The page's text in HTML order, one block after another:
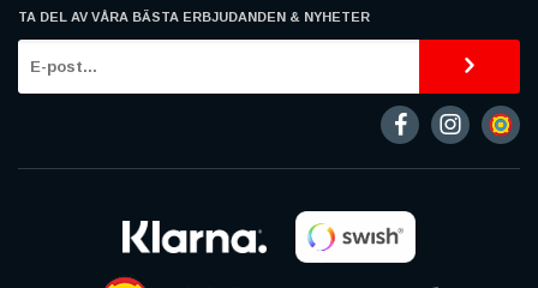
TA DEL AV VÅRA BÄSTA ERBJUDANDEN & NYHETER